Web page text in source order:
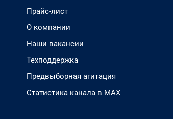
Прайс-лист
О компании
Наши вакансии
Техподдержка
Предвыборная агитация
Статистика канала в MAX